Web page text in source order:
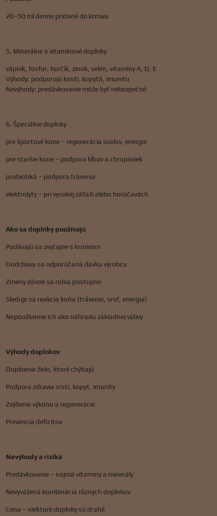
20–50 ml denne pridané do krmiva
5. Minerálne a vitamínové doplnky
vápnik, fosfor, horčík, zinok, selén, vitamíny A, D, E
Výhody: podporujú kosti, kopytá, imunitu
Nevýhody: predávkovanie môže byť nebezpečné
6. Špeciálne doplnky
pre športové kone – regenerácia svalov, energie
pre staršie kone – podpora kĺbov a chrupaviek
probiotiká – podpora trávenia
elektrolyty – pri vysokej záťaži alebo horúčavách
Ako sa doplnky používajú
Podávajú sa zvyčajne s krmivom
Dodržiava sa odporúčaná dávka výrobcu
Zmeny dávok sa robia postupne
Sleduje sa reakcia koňa (trávenie, srsť, energia)
Nepoužívame ich ako náhradu základnej výživy
Výhody doplnkov
Doplnenie živín, ktoré chýbajú
Podpora zdravia srsti, kopyt, imunity
Zvýšenie výkonu a regenerácie
Prevencia deficitov
Nevýhody a riziká
Predávkovanie – najmä vitamíny a minerály
Nevyvážená kombinácia rôznych doplnkov
Cena – niektoré doplnky sú drahé